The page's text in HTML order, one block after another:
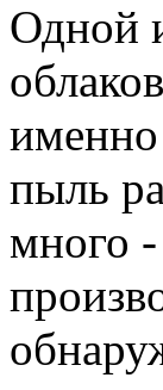
Одной
именно
пыль
много